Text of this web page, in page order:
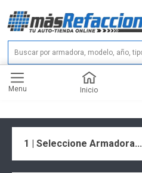
Menu Inicio
1 | Seleccione Armadora...